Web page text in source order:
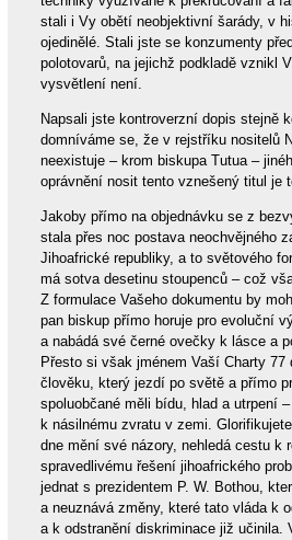
stali i Vy obětí neobjektivní šarády, v
ojedinělé. Stali jste se konzumenty
polotovarů, na jejichž podkladě vznikl
vysvětlení není.
Napsali jste kontroverzní dopis stejně
domníváme se, že v rejstříku nositelů
neexistuje – krom biskupa Tutua –
oprávnění nosit tento vznešený titul je
Jakoby přímo na objednávku se z
stala přes noc postava neochvějného
Jihoafrické republiky, a to světového
má sotva desetinu stoupenců – což
Z formulace Vašeho dokumentu by
pan biskup přímo horuje pro evoluční
a nabádá své černé ovečky k lásce a
Přesto si však jménem Vaší Charty 77
člověku, který jezdí po světě a přímo
spoluobčané měli bídu, hlad a utrpení
k násilnému zvratu v zemi.
dne mění své názory, nehledá cestu k
spravedlivému řešení jihoafrického
jednat s prezidentem P. W. Bothou,
a neuznává změny, které tato vláda k
a k odstranění diskriminace již učinila.